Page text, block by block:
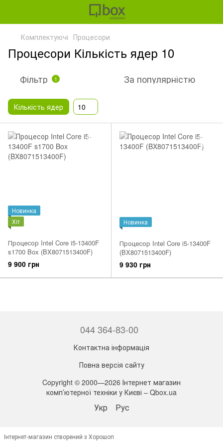
Комплектуючі Процесори
Процесори Кількість ядер 10
Фільтр 1 За популярністю
Кількість ядер 10
Новинка
Хіт
Процесор Intel Core i5-13400F
s1700 Box (BX8071513400F)
9 900 грн
Новинка
Процесор Intel Core i5-13400F
(BX8071513400F)
9 930 грн
044 364-83-00
Контактна інформація
Повна версія сайту
Copyright © 2000—2026 Інтернет магазин
комп’ютерної техніки у Києві – Qbox.ua
Укр Рус
Інтернет-магазин створений з Хорошоп